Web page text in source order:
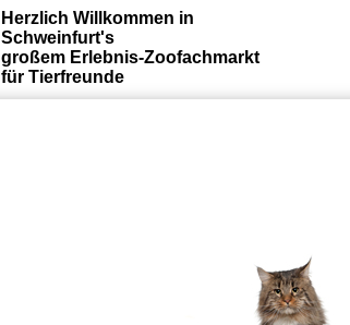
Herzlich Willkommen in
Schweinfurt's
großem Erlebnis-Zoofachmarkt
für Tierfreunde